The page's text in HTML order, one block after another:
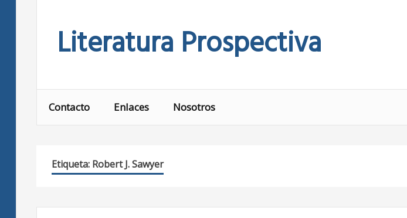
Literatura Prospectiva
Contacto Enlaces Nosotros
Etiqueta: Robert J. Sawyer